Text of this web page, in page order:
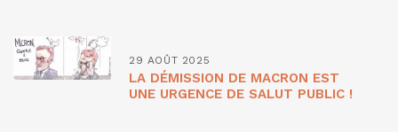
29 AOÛT 2025
LA DÉMISSION DE MACRON EST
UNE URGENCE DE SALUT PUBLIC !